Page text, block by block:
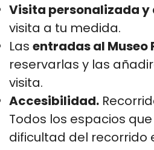
Visita personalizada
visita a tu medida.
Las entradas al Museo
reservarlas y las
visita.
Accesibilidad.
Todos los espacios
dificultad del recorrido